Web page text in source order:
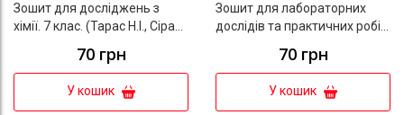
Зошит для досліджень з
хімії. 7 клас. (Тарас Н.І., Сірант
70 грн
У кошик
Зошит для лабораторних
дослідів та практичних робіт
70 грн
У кошик